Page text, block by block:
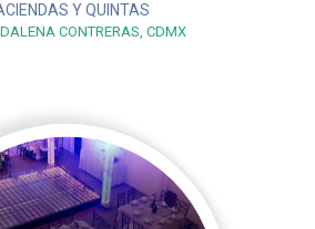
Y QUINTAS
CONTRERAS, CDMX